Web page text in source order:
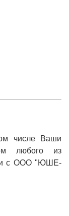
Ширмы
РЗА (шторы)
числе Ваши
любого из
с ООО "ЮШЕ-